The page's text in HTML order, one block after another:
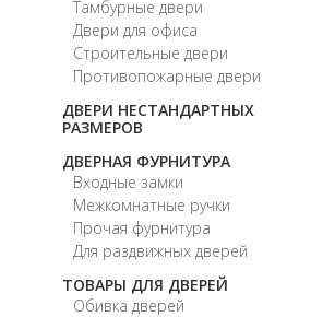
Тамбурные двери
Двери для офиса
Строительные двери
Противопожарные двери
ДВЕРИ НЕСТАНДАРТНЫХ
РАЗМЕРОВ
ДВЕРНАЯ ФУРНИТУРА
Входные замки
Межкомнатные ручки
Прочая фурнитура
Для раздвижных дверей
ТОВАРЫ ДЛЯ ДВЕРЕЙ
Обивка дверей